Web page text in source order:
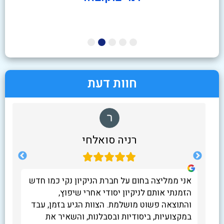
חוות דעת
רניה סואלחי
אני ממליצה בחום על חברת הניקיון נקי כמו חדש
הזמנתי אותם לניקיון יסודי אחרי שיפוץ,
והתוצאה פשוט מושלמת. הצוות הגיע בזמן, עבד
במקצועיות, ביסודיות ובסבלנות, והשאיר את